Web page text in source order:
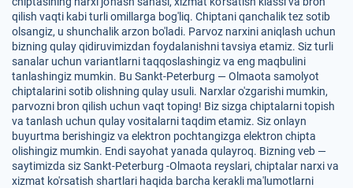
qilish vaqti kabi turli omillarga bog'liq. Chiptani qanchalik tez sotib
olsangiz, u shunchalik arzon bo'ladi. Parvoz narxini aniqlash uchun
bizning qulay qidiruvimizdan foydalanishni tavsiya etamiz. Siz turli
sanalar uchun variantlarni taqqoslashingiz va eng maqbulini
tanlashingiz mumkin. Bu Sankt-Peterburg — Olmaota samolyot
chiptalarini sotib olishning qulay usuli. Narxlar o'zgarishi mumkin,
parvozni bron qilish uchun vaqt toping! Biz sizga chiptalarni topish
va tanlash uchun qulay vositalarni taqdim etamiz. Siz onlayn
buyurtma berishingiz va elektron pochtangizga elektron chipta
olishingiz mumkin. Endi sayohat yanada qulayroq. Bizning veb —
saytimizda siz Sankt-Peterburg -Olmaota reyslari, chiptalar narxi va
xizmat ko'rsatish shartlari haqida barcha kerakli ma'lumotlarni